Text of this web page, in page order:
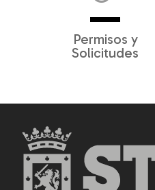
Permisos y
Solicitudes